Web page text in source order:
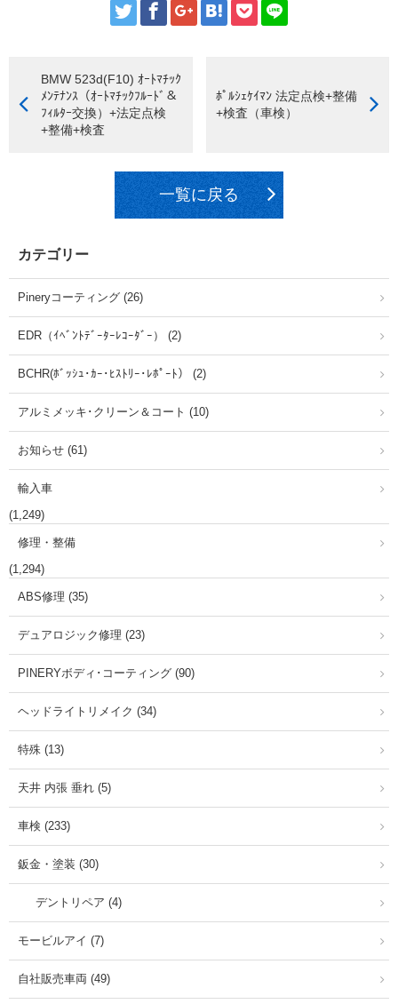
BMW 523d(F10) ｵｰﾄﾏﾁｯｸ
ﾒﾝﾃﾅﾝｽ（ｵｰﾄﾏﾁｯｸﾌﾙｰﾄﾞ＆
ﾌｨﾙﾀｰ交換）+法定点検
+整備+検査
ﾎﾟﾙｼｪｹｲﾏﾝ 法定点検+整備
+検査（車検）
一覧に戻る
カテゴリー
Pineryコーティング (26)
EDR（ｲﾍﾞﾝﾄﾃﾞｰﾀｰﾚｺｰﾀﾞｰ） (2)
BCHR(ﾎﾞｯｼｭ･ｶｰ･ﾋｽﾄﾘｰ･ﾚﾎﾟｰﾄ） (2)
アルミメッキ･クリーン＆コート (10)
お知らせ (61)
輸入車
(1,249)
修理・整備
(1,294)
ABS修理 (35)
デュアロジック修理 (23)
PINERYボディ･コーティング (90)
ヘッドライトリメイク (34)
特殊 (13)
天井 内張 垂れ (5)
車検 (233)
鈑金・塗装 (30)
デントリペア (4)
モービルアイ (7)
自社販売車両 (49)